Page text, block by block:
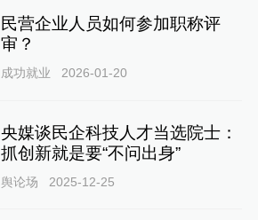
民营企业人员如何参加职称评
审？
成功就业 2026-01-20
央媒谈民企科技人才当选院士：
抓创新就是要“不问出身”
舆论场 2025-12-25